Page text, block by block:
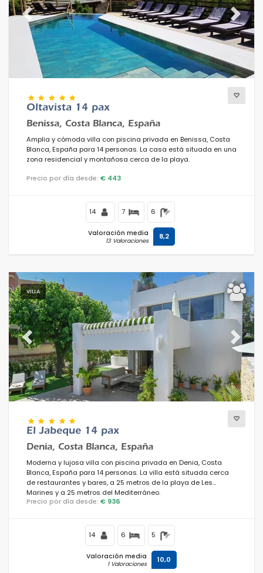
Previous Next
Oltavista 14 pax
Benissa, Costa Blanca, España
Amplia y cómoda villa con piscina privada en Benissa, Costa
Blanca, España para 14 personas. La casa está situada en una
zona residencial y montañosa cerca de la playa.
Precio por día desde: € 443
14 7 6
Valoración media
13 Valoraciones 8,2
VILLA
Previous Next
El Jabeque 14 pax
Denia, Costa Blanca, España
Moderna y lujosa villa con piscina privada en Denia, Costa
Blanca, España para 14 personas. La villa está situada cerca
de restaurantes y bares, a 25 metros de la playa de Les
Marines y a 25 metros del Mediterráneo.
Precio por día desde: € 936
14 6 5
Valoración media
1 Valoraciones 10,0